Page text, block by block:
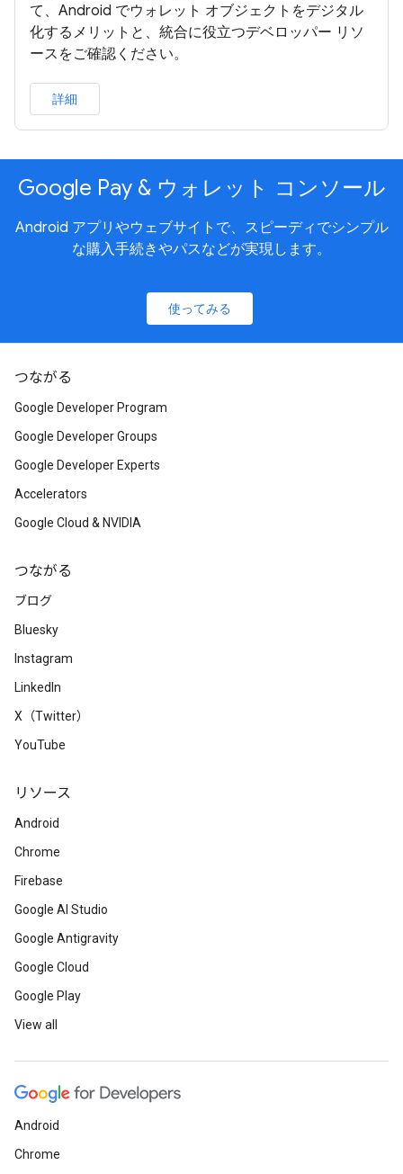
て、Android でウォレット オブジェクトをデジタル
化するメリットと、統合に役立つデベロッパー リソ
ースをご確認ください。
詳細
Google Pay & ウォレット コンソール
Android アプリやウェブサイトで、スピーディでシンプル
な購入手続きやパスなどが実現します。
使ってみる
つながる
Google Developer Program
Google Developer Groups
Google Developer Experts
Accelerators
Google Cloud & NVIDIA
つながる
ブログ
Bluesky
Instagram
LinkedIn
X（Twitter）
YouTube
リソース
Android
Chrome
Firebase
Google AI Studio
Google Antigravity
Google Cloud
Google Play
View all
Android
Chrome